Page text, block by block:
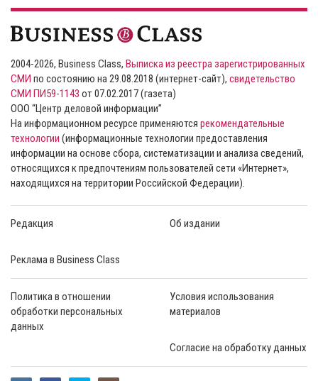
2004-2026, Business Class, Выписка из реестра зарегистрированных
СМИ по состоянию на 29.08.2018 (интернет-сайт), свидетельство
СМИ ПИ59-1143 от 07.02.2017 (газета)
ООО “Центр деловой информации”
На информационном ресурсе применяются рекомендательные
технологии (информационные технологии предоставления
информации на основе сбора, систематизации и анализа сведений,
относящихся к предпочтениям пользователей сети «Интернет»,
находящихся на территории Российской Федерации).
Редакция Об издании
Реклама в Business Class
Политика в отношении
обработки персональных
данных
Условия использования
материалов
Согласие на обработку данных